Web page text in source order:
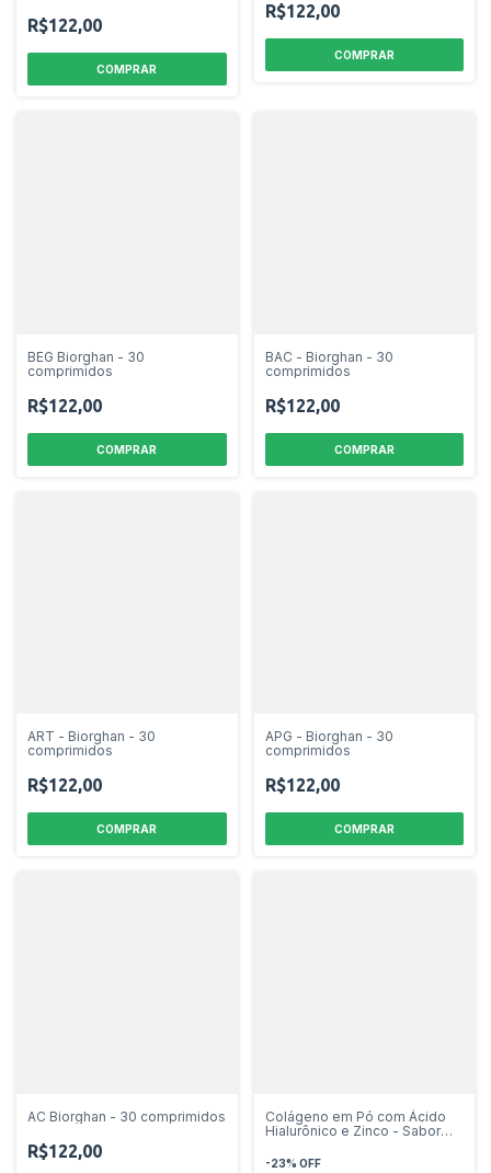
R$122,00
R$122,00
BEG Biorghan - 30
comprimidos
R$122,00
BAC - Biorghan - 30
comprimidos
R$122,00
ART - Biorghan - 30
comprimidos
R$122,00
APG - Biorghan - 30
comprimidos
R$122,00
AC Biorghan - 30 comprimidos
R$122,00
Colágeno em Pó com Ácido
Hialurônico e Zinco - Sabor
-23% OFF